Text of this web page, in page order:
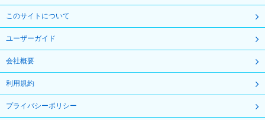
このサイトについて
ユーザーガイド
会社概要
利用規約
プライバシーポリシー